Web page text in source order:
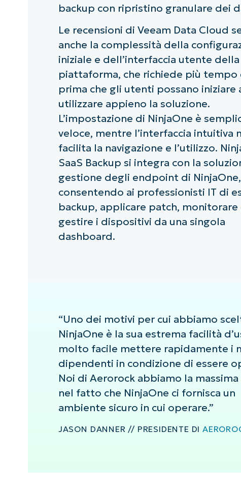
backup con ripristino granulare dei
Le recensioni di Veeam Data Cloud
anche la complessità della
iniziale e dell’interfaccia utente della
piattaforma, che richiede più tempo
prima che gli utenti possano iniziare
utilizzare appieno la soluzione.
L’impostazione di NinjaOne è
veloce, mentre l’interfaccia intuitiva
facilita la navigazione e l’utilizzo.
SaaS Backup si integra con la
gestione degli endpoint di NinjaOne,
consentendo ai professionisti IT di
backup, applicare patch, monitorare
gestire i dispositivi da una singola
dashboard.
“Uno dei motivi per cui abbiamo
NinjaOne è la sua estrema facilità
molto facile mettere rapidamente i
dipendenti in condizione di essere
Noi di Aerorock abbiamo la
nel fatto che NinjaOne ci fornisca un
ambiente sicuro in cui operare.”
JASON DANNER // PRESIDENTE DI